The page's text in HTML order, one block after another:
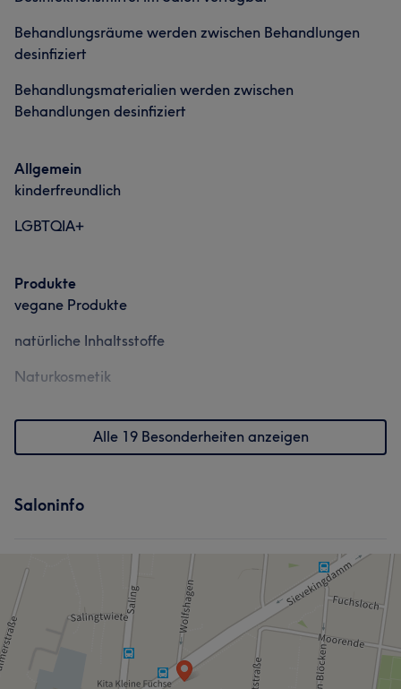
Behandlungsräume werden zwischen Behandlungen
desinfiziert
Behandlungsmaterialien werden zwischen
Behandlungen desinfiziert
Allgemein
kinderfreundlich
LGBTQIA+
Produkte
vegane Produkte
natürliche Inhaltsstoffe
Naturkosmetik
Alle 19 Besonderheiten anzeigen
Saloninfo